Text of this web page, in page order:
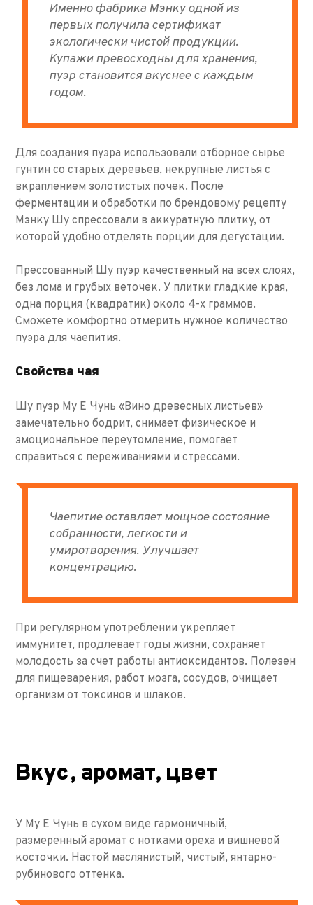
Именно фабрика Мэнку одной из
первых получила сертификат
экологически чистой продукции.
Купажи превосходны для хранения,
пуэр становится вкуснее с каждым
годом.
Для создания пуэра использовали отборное сырье
гунтин со старых деревьев, некрупные листья с
вкраплением золотистых почек. После
ферментации и обработки по брендовому рецепту
Мэнку Шу спрессовали в аккуратную плитку, от
которой удобно отделять порции для дегустации.
Прессованный Шу пуэр качественный на всех слоях,
без лома и грубых веточек. У плитки гладкие края,
одна порция (квадратик) около 4-х граммов.
Сможете комфортно отмерить нужное количество
пуэра для чаепития.
Свойства чая
Шу пуэр Му Е Чунь «Вино древесных листьев»
замечательно бодрит, снимает физическое и
эмоциональное переутомление, помогает
справиться с переживаниями и стрессами.
Чаепитие оставляет мощное состояние
собранности, легкости и
умиротворения. Улучшает
концентрацию.
При регулярном употреблении укрепляет
иммунитет, продлевает годы жизни, сохраняет
молодость за счет работы антиоксидантов. Полезен
для пищеварения, работ мозга, сосудов, очищает
организм от токсинов и шлаков.
Вкус, аромат, цвет
У Му Е Чунь в сухом виде гармоничный,
размеренный аромат с нотками ореха и вишневой
косточки. Настой маслянистый, чистый, янтарно-
рубинового оттенка.